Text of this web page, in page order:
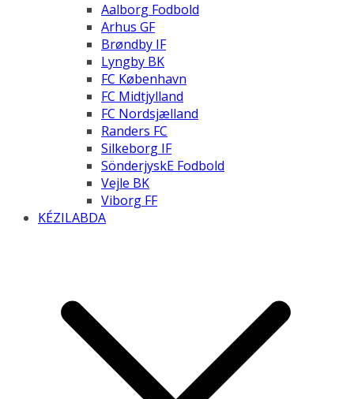
Aalborg Fodbold
Arhus GF
Brøndby IF
Lyngby BK
FC København
FC Midtjylland
FC Nordsjælland
Randers FC
Silkeborg IF
SönderjyskE Fodbold
Vejle BK
Viborg FF
KÉZILABDA